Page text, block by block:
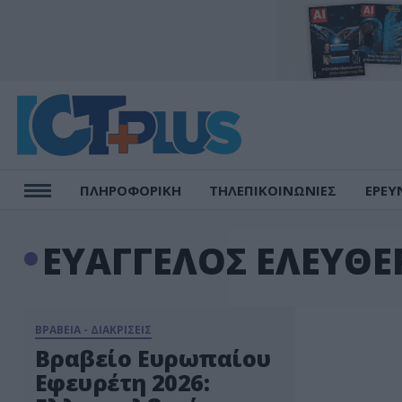
ΠΛΗΡΟΦΟΡΙΚΗ ΤΗΛΕΠΙΚΟΙΝΩΝΙΕΣ
ΕΥΑΓΓΕΛΟΣ
ΒΡΑΒΕΙΑ - ΔΙΑΚΡΙΣΕΙΣ
Βραβείο Ευρωπαίου
Εφευρέτη 2026: